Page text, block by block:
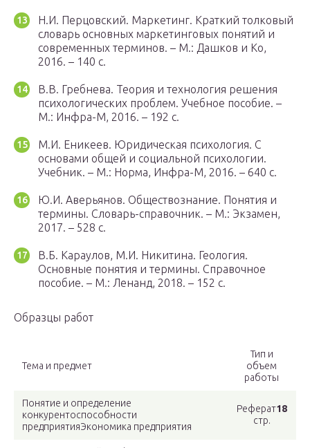
Н.И. Перцовский. Маркетинг. Краткий толковый
словарь основных маркетинговых понятий и
современных терминов. – М.: Дашков и Ко,
2016. – 140 с.
В.В. Гребнева. Теория и технология решения
психологических проблем. Учебное пособие. –
М.: Инфра-М, 2016. – 192 с.
М.И. Еникеев. Юридическая психология. С
основами общей и социальной психологии.
Учебник. – М.: Норма, Инфра-М, 2016. – 640 с.
Ю.И. Аверьянов. Обществознание. Понятия и
термины. Словарь-справочник. – М.: Экзамен,
2017. – 528 с.
В.Б. Караулов, М.И. Никитина. Геология.
Основные понятия и термины. Справочное
пособие. – М.: Ленанд, 2018. – 152 с.
Образцы работ
Тема и предмет
Тип и
объем
работы
Понятие и определение
конкурентоспособности
предприятияЭкономика предприятия
Реферат18
стр.